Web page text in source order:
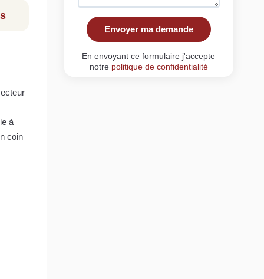
à
coin
Envoyer ma demande
En envoyant ce formulaire j'accepte
notre politique de confidentialité